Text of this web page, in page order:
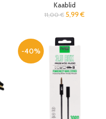
Kaablid
11,00€ 5,99€
-40%